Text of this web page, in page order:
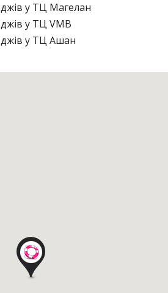
у ТЦ Магелан
у ТЦ VMB
у ТЦ Ашан
у ТЦ Глобал UA
у ТЦ Спектр
у ТЦ Універмаг Україна
у ТЦ ЦУМ